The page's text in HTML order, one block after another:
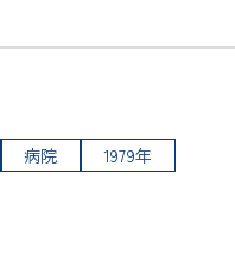
病院 1979年